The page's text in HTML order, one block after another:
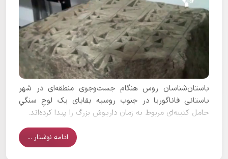
باستان‌شناسان روس هنگام جست‌وجوی منطقه‌ای در شهر
باستانی فاناگوریا در جنوب روسیه بقایای یک لوحِ سنگیِ
حامل کتیبه‌ای مربوط به زمان داریوش بزرگ را پیدا کرده‌اند.
ادامه نوشتار ...